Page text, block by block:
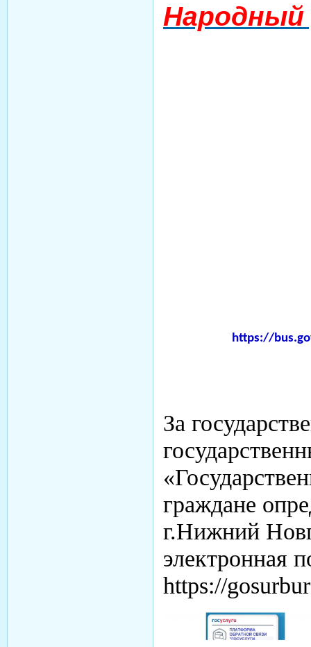
Народный
https://
За
граждане
г.Нижний
электронная
https://